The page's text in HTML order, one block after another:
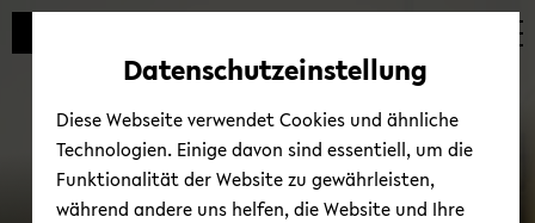
Automatische
vermeiden
zum
wechseln
zum
wechseln
zum
wechseln
Datenschutzeinstellung
Diese Webseite verwendet Cookies und ähnliche
Technologien. Einige davon sind essentiell, um die
Funktionalität der Website zu gewährleisten,
während andere uns helfen, die Website und Ihre